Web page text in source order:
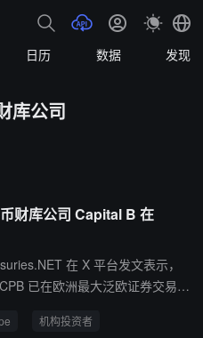
日历 数据 发现
库公司
财库公司 Capital B 在
在 X 平台发文表示，
已在欧洲最大泛欧证券交易所
机构投资者